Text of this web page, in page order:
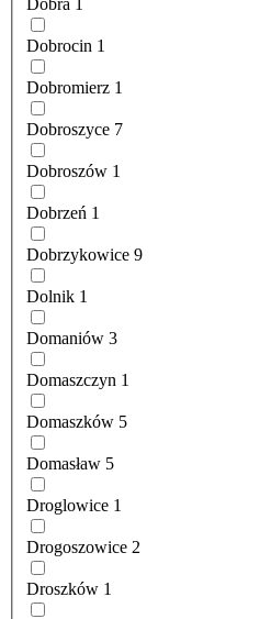
Dobra
Dobrocin 1
Dobromierz 1
Dobroszyce 7
Dobroszów 1
Dobrzeń 1
Dobrzykowice 9
Dolnik 1
Domaniów 3
Domaszczyn 1
Domaszków 5
Domasław 5
Droglowice 1
Drogoszowice 2
Droszków 1